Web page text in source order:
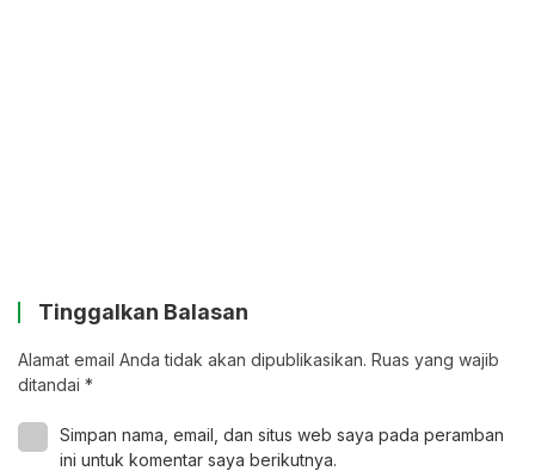
Tinggalkan Balasan
Alamat email Anda tidak akan dipublikasikan. Ruas yang wajib
ditandai *
Simpan nama, email, dan situs web saya pada peramban
ini untuk komentar saya berikutnya.